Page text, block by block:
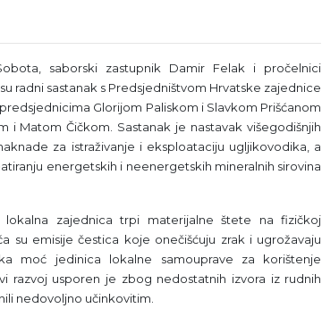
saborski zastupnik Damir Felak i pročelnici
radni sastanak s Predsjedništvom Hrvatske zajednice
Glorijom Paliskom i Slavkom Prišćanom
i Matom Čičkom. Sastanak je nastavak višegodišnjih
za istraživanje i eksploataciju ugljikovodika, a
energetskih i neenergetskih mineralnih sirovina
lokalna zajednica trpi materijalne štete na fizičkoj
su emisije čestica koje onečišćuju zrak i ugrožavaju
moć jedinica lokalne samouprave za korištenje
razvoj usporen je zbog nedostatnih izvora iz rudnih
nedovoljno učinkovitim.